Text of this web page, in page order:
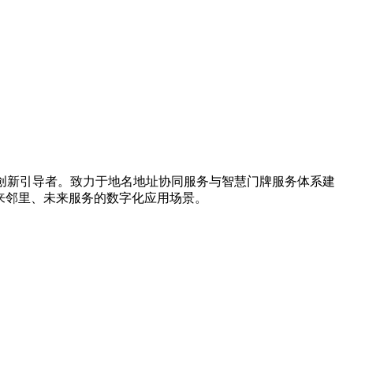
引导者。致力于地名地址协同服务与智慧门牌服务体系建
里、未来服务的数字化应用场景。